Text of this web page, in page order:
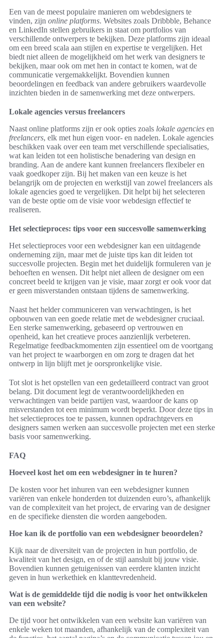
Een van de meest populaire manieren om webdesigners te
vinden, zijn online platforms. Websites zoals Dribbble, Behance
en LinkedIn stellen gebruikers in staat om portfolios van
verschillende ontwerpers te bekijken. Deze platforms zijn ideaal
om een breed scala aan stijlen en expertise te vergelijken. Het
biedt niet alleen de mogelijkheid om het werk van designers te
bekijken, maar ook om met hen in contact te komen, wat de
communicatie vergemakkelijkt. Bovendien kunnen
beoordelingen en feedback van andere gebruikers waardevolle
inzichten bieden in de samenwerking met deze ontwerpers.
Lokale agencies versus freelancers
Naast online platforms zijn er ook opties zoals lokale agencies en
freelancers, elk met hun eigen voor- en nadelen. Lokale agencies
beschikken vaak over een team met verschillende specialisaties,
wat kan leiden tot een holistische benadering van design en
branding. Aan de andere kant kunnen freelancers flexibeler en
vaak goedkoper zijn. Bij het maken van een keuze is het
belangrijk om de projecten en werkstijl van zowel freelancers als
lokale agencies goed te vergelijken. Dit helpt bij het selecteren
van de beste optie om de visie voor webdesign effectief te
realiseren.
Het selectieproces: tips voor een succesvolle samenwerking
Het selectieproces voor een webdesigner kan een uitdagende
onderneming zijn, maar met de juiste tips kan dit leiden tot
succesvolle projecten. Begin met het duidelijk formuleren van je
behoeften en wensen. Dit helpt niet alleen de designer om een
concreet beeld te krijgen van je visie, maar zorgt er ook voor dat
er geen misverstanden ontstaan tijdens de samenwerking.
Naast het helder communiceren van verwachtingen, is het
opbouwen van een goede relatie met de webdesigner cruciaal.
Een sterke samenwerking, gebaseerd op vertrouwen en
openheid, kan het creatieve proces aanzienlijk verbeteren.
Regelmatige feedbackmomenten zijn essentieel om de voortgang
van het project te waarborgen en om zorg te dragen dat het
ontwerp in lijn blijft met je oorspronkelijke visie.
Tot slot is het opstellen van een gedetailleerd contract van groot
belang. Dit document legt de verantwoordelijkheden en
verwachtingen van beide partijen vast, waardoor de kans op
misverstanden tot een minimum wordt beperkt. Door deze tips in
het selectieproces toe te passen, kunnen opdrachtgevers en
designers samen werken aan succesvolle projecten met een sterke
basis voor samenwerking.
FAQ
Hoeveel kost het om een webdesigner in te huren?
De kosten voor het inhuren van een webdesigner kunnen
variëren van enkele honderden tot duizenden euro’s, afhankelijk
van de complexiteit van het project, de ervaring van de designer
en de specifieke diensten die worden aangeboden.
Hoe kan ik de portfolio van een webdesigner beoordelen?
Kijk naar de diversiteit van de projecten in hun portfolio, de
kwaliteit van het design, en of de stijl aansluit bij jouw visie.
Bovendien kunnen getuigenissen van eerdere klanten inzicht
geven in hun werkethiek en klanttevredenheid.
Wat is de gemiddelde tijd die nodig is voor het ontwikkelen
van een website?
De tijd voor het ontwikkelen van een website kan variëren van
enkele weken tot maanden, afhankelijk van de complexiteit van